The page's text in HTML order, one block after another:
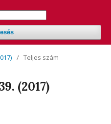
/ Teljes szám
(2017)